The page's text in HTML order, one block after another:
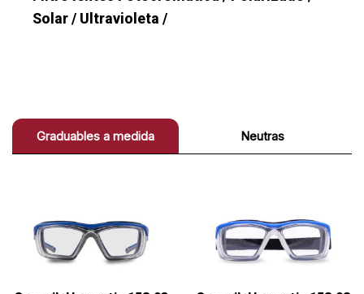
Solar / Ultravioleta /
Graduables a medida Neutras